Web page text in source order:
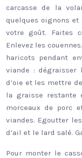
carcasse de la
quelques oignons
votre goût. Faites
Enlevez les
haricots pendant
viande : dégraisser
d’oie et les mettre
la graisse restante
morceaux de porc
viandes. Egoutter
d’ail et le lard salé.
Pour monter le